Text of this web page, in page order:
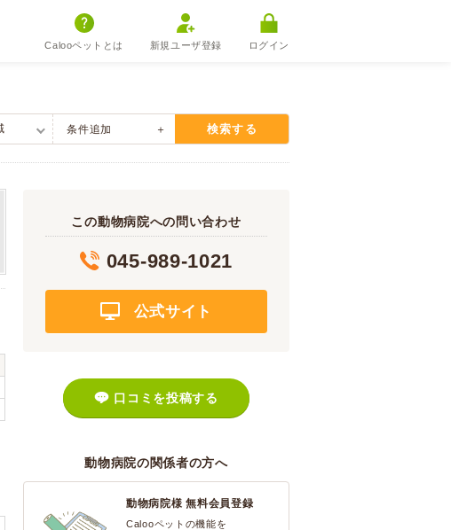
Calooペットとは 新規ユーザ登録 ログイン
条件追加 検索する
この動物病院への問い合わせ
045-989-1021
公式サイト
口コミを投稿する
動物病院の関係者の方へ
動物病院様 無料会員登録
Calooペットの機能を